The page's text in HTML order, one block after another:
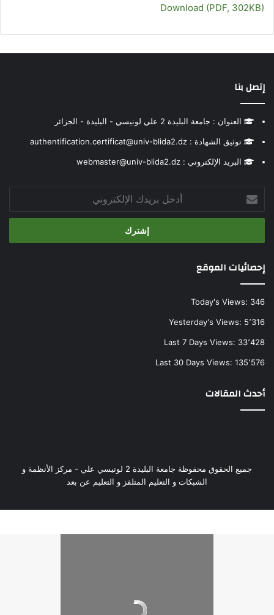
Download (PDF, 302KB)
إتصل بنا
العنوان : جامعة البليدة 2 علي لونيسي - البليدة - الجزائر
توثيق الشهادة : authentification.certificat@univ-blida2.dz
البريد الإلكتروني : webmaster@univ-blida2.dz
بريدك
الإلكتروني
إحصائيات الموقع
Today's Views: 346
Yesterday's Views: 5٬316
Last 7 Days Views: 33٬428
Last 30 Days Views: 135٬576
أحدث المقالات
جميع الحقوق محفوظة جامعة البليدة 2 لونيسي علي - مركز الأنظمة و
الشبكات و التعليم المتلفز و التعليم عن بعد